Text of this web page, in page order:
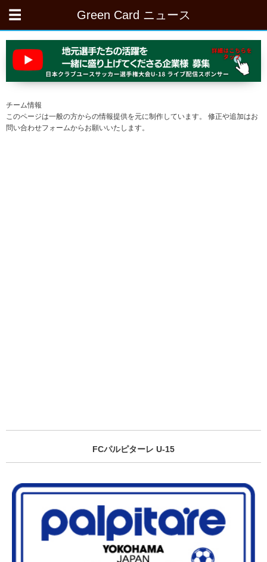
Green Card ニュース
チーム情報
このページは一般の方からの情報提供を元に制作しています。 修正や追加はお
問い合わせフォームからお願いいたします。
FCパルピターレ U-15